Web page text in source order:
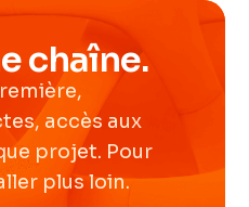
chaîne.
accès aux
projet. Pour
plus loin.